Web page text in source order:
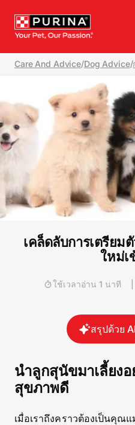
Care And Advice/Dog Advice/
เคล็ดลับการเตรียม
ใหม่เ
ใช้เวลาอ่าน 1 นาที
สรุปด้วย AI
นำลูกสุนัขมาเลี้ยงอ
สุขภาพดี
เมื่อเราถึงคราวต้องเป็นคุณแ